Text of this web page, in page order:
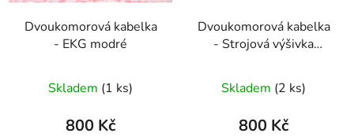
Dvoukomorová kabelka
- EKG modré
Skladem (1 ks)
800 Kč
Dvoukomorová kabelka
- Strojová výšivka
Skladem (2 ks)
800 Kč